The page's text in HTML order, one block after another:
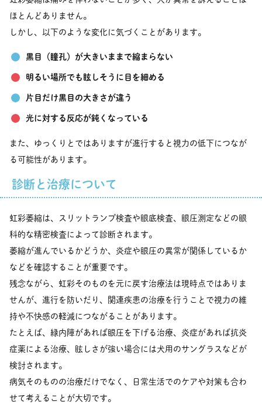
ほとんどありません。
しかし、以下のような変化に気づくことがあります。
黒目（瞳孔）が大きいままで縮まらない
明るい場所でも眩しそうに目を細める
片目だけ黒目の大きさが違う
光に対する反応が鈍くなっている
また、ゆっくりとではありますが進行すると視力の低下につなが
る可能性があります。
診断と治療について
虹彩萎縮は、スリットランプ検査や眼底検査、眼圧測定などの眼
科的な精密検査によって診断されます。
萎縮が進んでいるかどうか、炎症や眼圧の異常が関係しているか
などを確認することが重要です。
残念ながら、虹彩そのものを元に戻す治療法は現時点ではありま
せんが、進行を防いだり、関連疾患の治療を行うことで視力の維
持や不快感の軽減につながることがあります。
たとえば、緑内障があれば眼圧を下げる治療、炎症があれば抗炎
症薬による治療、眩しさが強い場合には犬用のサングラスなどが
検討されます。
病気そのものの治療だけでなく、日常生活でのケアや対策も合わ
せて考えることが大切です。